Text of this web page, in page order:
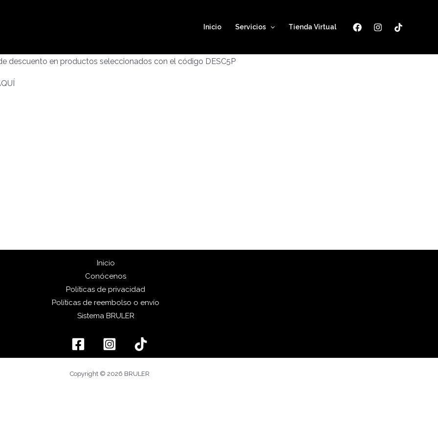
Inicio Servicios Tienda Virtual
descuento en productos seleccionados con el código DESC5P
Inicio
Conócenos
Políticas de privacidad
Políticas de reembolso o envío
Sistema BRULER
Copyright © 2026 BRULER